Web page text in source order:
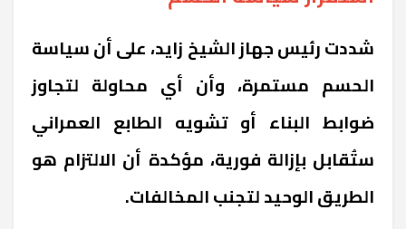
شددت رئيس جهاز الشيخ زايد، على أن سياسة
الحسم مستمرة، وأن أي محاولة لتجاوز
ضوابط البناء أو تشويه الطابع العمراني
ستُقابل بإزالة فورية، مؤكدة أن الالتزام هو
الطريق الوحيد لتجنب المخالفات.